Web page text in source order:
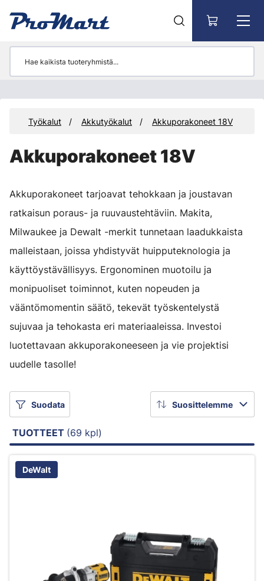
Työkalut Akkutyökalut Akkuporakoneet 18V
Akkuporakoneet 18V
Akkuporakoneet tarjoavat tehokkaan ja joustavan
ratkaisun poraus- ja ruuvaustehtäviin. Makita,
Milwaukee ja Dewalt -merkit tunnetaan laadukkaista
malleistaan, joissa yhdistyvät huipputeknologia ja
käyttöystävällisyys. Ergonominen muotoilu ja
monipuoliset toiminnot, kuten nopeuden ja
vääntömomentin säätö, tekevät työskentelystä
sujuvaa ja tehokasta eri materiaaleissa. Investoi
luotettavaan akkuporakoneeseen ja vie projektisi
uudelle tasolle!
Suodata Suosittelemme
TUOTTEET (69 kpl)
DeWalt